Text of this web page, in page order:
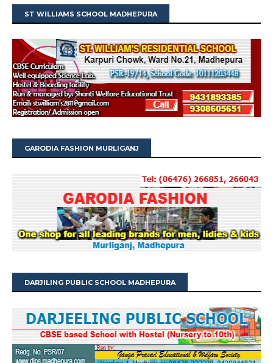
ST WILLIAMS SCHOOL MADHEPURA
GARODIA FASHION MURLIGANJ
DARJILING PUBLIC SCHOOL MADHEPURA